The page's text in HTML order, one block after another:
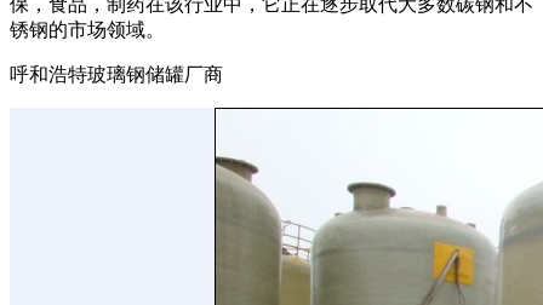
锈钢的市场领域。
呼和浩特玻璃钢储罐厂商